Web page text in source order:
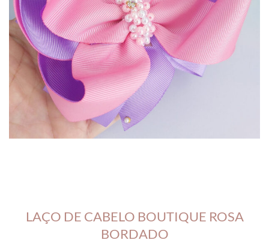
LAÇO DE CABELO BOUTIQUE ROSA
BORDADO